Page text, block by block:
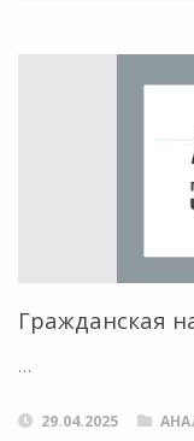
Гражданская
…
29.04.2025